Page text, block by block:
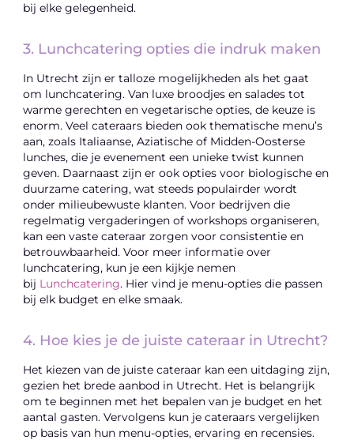
bij elke gelegenheid.
3. Lunchcatering opties die indruk maken
In Utrecht zijn er talloze mogelijkheden als het gaat
om lunchcatering. Van luxe broodjes en salades tot
warme gerechten en vegetarische opties, de keuze is
enorm. Veel cateraars bieden ook thematische menu’s
aan, zoals Italiaanse, Aziatische of Midden-Oosterse
lunches, die je evenement een unieke twist kunnen
geven. Daarnaast zijn er ook opties voor biologische en
duurzame catering, wat steeds populairder wordt
onder milieubewuste klanten. Voor bedrijven die
regelmatig vergaderingen of workshops organiseren,
kan een vaste cateraar zorgen voor consistentie en
betrouwbaarheid. Voor meer informatie over
lunchcatering, kun je een kijkje nemen
bij Lunchcatering. Hier vind je menu-opties die passen
bij elk budget en elke smaak.
4. Hoe kies je de juiste cateraar in Utrecht?
Het kiezen van de juiste cateraar kan een uitdaging zijn,
gezien het brede aanbod in Utrecht. Het is belangrijk
om te beginnen met het bepalen van je budget en het
aantal gasten. Vervolgens kun je cateraars vergelijken
op basis van hun menu-opties, ervaring en recensies.